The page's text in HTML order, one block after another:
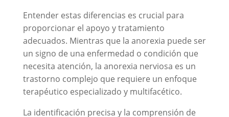
Entender estas diferencias es crucial para
proporcionar el apoyo y tratamiento
adecuados. Mientras que la anorexia puede ser
un signo de una enfermedad o condición que
necesita atención, la anorexia nerviosa es un
trastorno complejo que requiere un enfoque
terapéutico especializado y multifacético.
La identificación precisa y la comprensión de